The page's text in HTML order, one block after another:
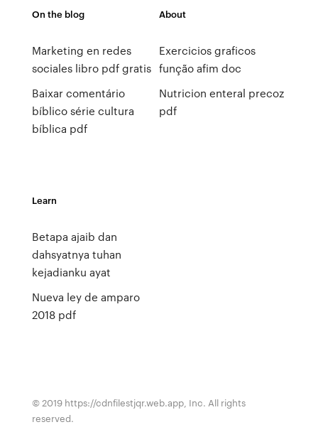
On the blog
Marketing en redes
sociales libro pdf gratis
Baixar comentário
bíblico série cultura
bíblica pdf
About
Exercicios graficos
função afim doc
Nutricion enteral precoz
pdf
Learn
Betapa ajaib dan
dahsyatnya tuhan
kejadianku ayat
Nueva ley de amparo
2018 pdf
© 2019 https://cdnfilestjqr.web.app, Inc. All rights
reserved.